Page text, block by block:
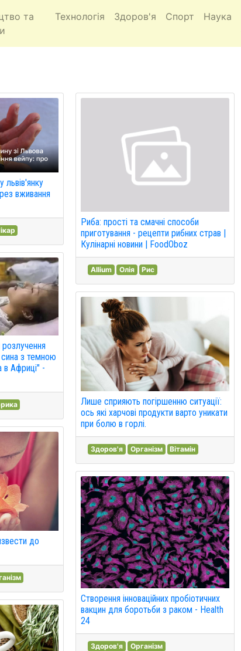
та
Технологія Здоров'я Спорт Наука
львів'янку
вживання
сина з темною
в Африці" -
до
Риба: прості та смачні способи
приготування - рецепти рибних страв |
Кулінарні новини | FoodOboz
Allium Олія Рис
Лише сприяють погіршенню ситуації:
ось які харчові продукти варто уникати
при болю в горлі.
Здоров'я Організм Вітамін
Створення інноваційних пробіотичних
вакцин для боротьби з раком - Health
24
Здоров'я
Організм